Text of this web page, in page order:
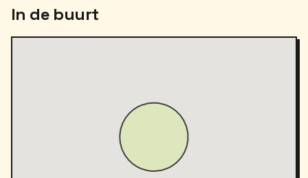
In de buurt